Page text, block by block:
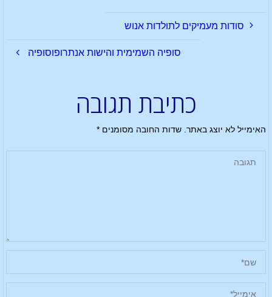
סודות מעמיקים לתולדות אנוש
סופיה השמימית והישות אנתרופוסופיה
כתיבת תגובה
האימייל לא יוצג באתר. שדות החובה מסומנים*